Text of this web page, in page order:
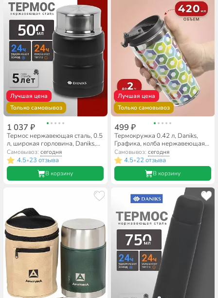
Лучшая цена
Только самовывоз
1 037 ₽
Термос нержавеющая сталь, 0.5
л, широкая горловина, Daniks,
колба нержавеющая сталь, с
ложкой, черный, J-003
Самовывоз:сегодня
4.5•23 отзыва
В корзину
Лучшая цена
Только самовывоз
499 ₽
Термокружка 0.42 л, Daniks,
Графика, колба нержавеющая
сталь, FD-06-15
Самовывоз: сегодня
4.5•22 отзыва
В корзину